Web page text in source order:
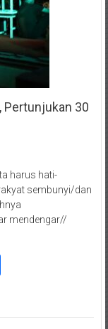
Pertunjukan 30
harus hati-
sembunyi/dan
mendengar//
Share